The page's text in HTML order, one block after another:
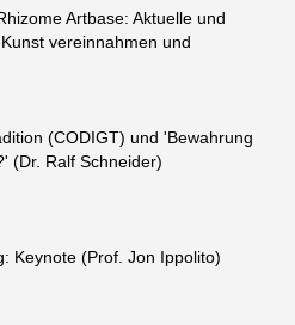
Artbase: Aktuelle und
vereinnahmen und
(CODIGT) und 'Bewahrung
(Dr. Ralf Schneider)
Keynote (Prof. Jon Ippolito)